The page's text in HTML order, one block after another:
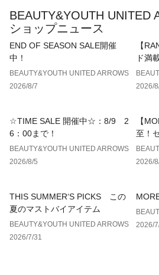
トがおすすめです。
============================
裏地：なし
伸縮：ややあり
光沢感：なし
============================
【注意事項】
※商品に「取り扱い上の注意書き」
す場合は、使用前に必ずご確認くださ
めご了承ください。
※画像の商品はサンプルです。
店舗へお問い合わせの際は、全国の
BEAUTY&YOUTH UNITED
ショップニュース
END OF SEASON SALE開催
中！
BEAUTY&YOUTH UNITED ARROWS
2026/8/7
【
ド満
2026/
☆TIME SALE 開催中☆：8/9 2
6：00まで！
BEAUTY&YOUTH UNITED ARROWS
2026/8/5
【
至！
2026/
THIS SUMMER‘S PICKS この
夏のマストバイアイテム
BEAUTY&YOUTH UNITED ARROWS
2026/7/31
2026/